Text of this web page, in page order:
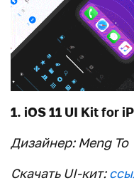
1. iOS 11 UI Kit for
Дизайнер: Meng To
Скачать UI-кит: